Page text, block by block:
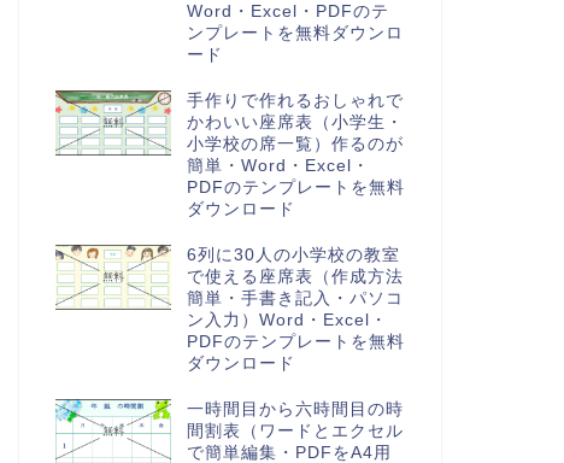
Word・Excel・PDFのテ
ンプレートを無料ダウンロ
ード
手作りで作れるおしゃれで
かわいい座席表（小学生・
小学校の席一覧）作るのが
簡単・Word・Excel・
PDFのテンプレートを無料
ダウンロード
6列に30人の小学校の教室
で使える座席表（作成方法
簡単・手書き記入・パソコ
ン入力）Word・Excel・
PDFのテンプレートを無料
ダウンロード
一時間目から六時間目の時
間割表（ワードとエクセル
で簡単編集・PDFをA4用